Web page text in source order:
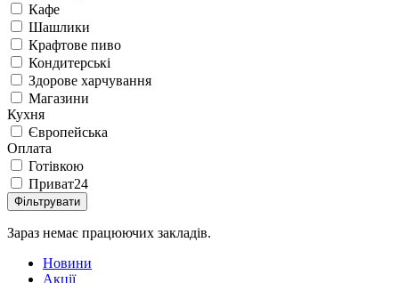
Кафе
Шашлики
Крафтове пиво
Кондитерські
Здорове харчування
Магазини
Кухня
Європейська
Оплата
Готівкою
Приват24
Фільтрувати
Зараз немає працюючих закладів.
Новини
Акції